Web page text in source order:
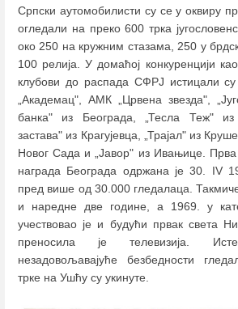
Српски аутомобилисти су се у оквиру
огледали на преко 600 трка
око 250 на кружним стазама, 250 у
100 релија. У домаћој конкуренцији као
клубови до распада СФРЈ истицали
„Академац", АМК „Црвена звезда",
банка" из Београда, „Тесла Теж"
застава" из Крагујевца, „Трајал" из
Новог Сада и „Јавор" из Ивањице.
награда Београда одржана је 30. IV
пред више од 30.000 гледалаца.
и наредне две године, а 1969. у
учествовао је и будући првак света
преносила је телевизија.
незадовољавајуће безбедности
трке на Ушћу су укинуте.